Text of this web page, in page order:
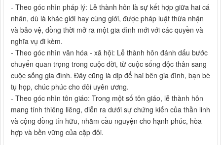
- Theo góc nhìn pháp lý: Lễ thành hôn là sự kết hợp giữa hai cá
nhân, dù là khác giới hay cùng giới, được pháp luật thừa nhận
và bảo vệ, đồng thời mở ra một gia đình mới với các quyền và
nghĩa vụ đi kèm.
- Theo góc nhìn văn hóa - xã hội: Lễ thành hôn đánh dấu bước
chuyển quan trọng trong cuộc đời, từ cuộc sống độc thân sang
cuộc sống gia đình. Đây cũng là dịp để hai bên gia đình, bạn bè
tụ họp, chúc phúc cho đôi uyên ương.
- Theo góc nhìn tôn giáo: Trong một số tôn giáo, lễ thành hôn
mang tính thiêng liêng, diễn ra dưới sự chứng kiến của thần linh
và cộng đồng tín hữu, nhằm cầu nguyện cho hạnh phúc, hòa
hợp và bền vững của cặp đôi.